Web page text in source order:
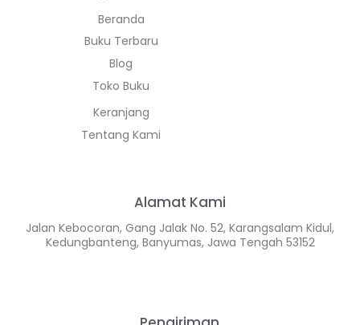
Beranda
Buku Terbaru
Blog
Toko Buku
Keranjang
Tentang Kami
Alamat Kami
Jalan Kebocoran, Gang Jalak No. 52, Karangsalam Kidul,
Kedungbanteng, Banyumas, Jawa Tengah 53152